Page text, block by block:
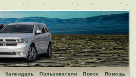
Помощь
Поиск
Пользователи
Календарь